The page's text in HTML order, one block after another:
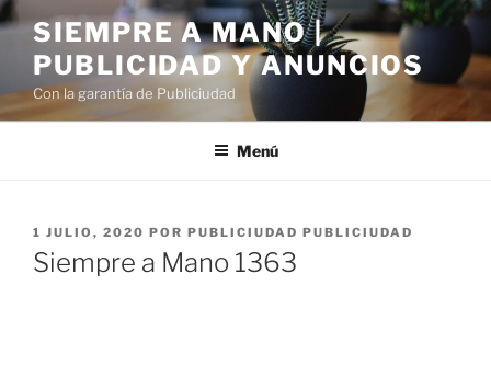
Saltar
contenido
SIEMPRE A MANO |
PUBLICIDAD Y ANUNCIOS
Con la garantía de Publiciudad
Menú
PUBLICADO
EL
1 JULIO, 2020 POR PUBLICIUDAD PUBLICIUDAD
Siempre a Mano 1363